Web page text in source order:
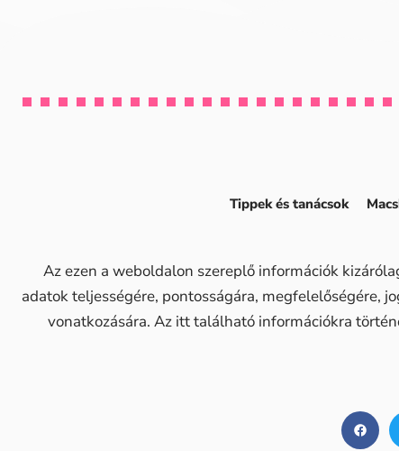
Tippek és tanácsok
Az ezen a weboldalon szereplő információk
adatok teljességére, pontosságára, megfelelőségére,
vonatkozására. Az itt található információkra